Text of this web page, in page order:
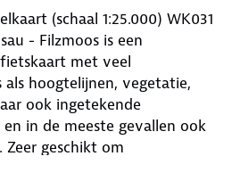
(schaal 1:25.000) WK031
- Filzmoos is een
met veel
hoogtelijnen, vegetatie,
ook ingetekende
in de meeste gevallen ook
geschikt om